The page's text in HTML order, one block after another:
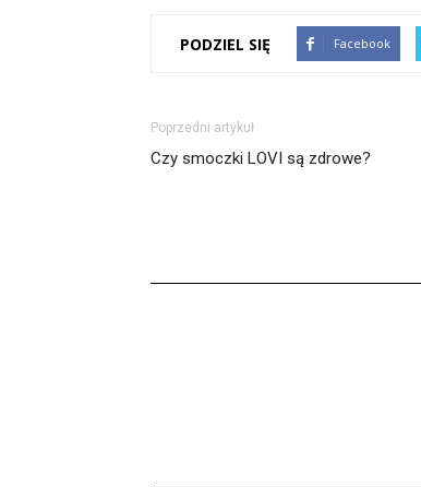
PODZIEL SIĘ Facebook
Poprzedni artykuł
Czy smoczki LOVI są zdrowe?